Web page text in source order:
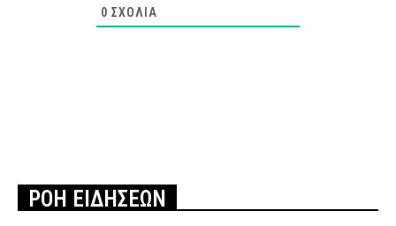
0 ΣΧΌΛΙΑ
ΡΟΗ ΕΙΔΗΣΕΩΝ